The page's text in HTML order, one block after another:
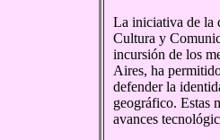
La iniciativa de la
Cultura y
incursión de los
Aires, ha
defender la
geográfico. Estas
avances